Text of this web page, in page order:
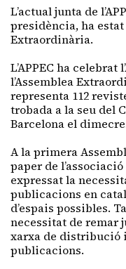
L’actual junta de
presidència, ha estat
Extraordinària.
L’APPEC ha
l’Assemblea
representa 112
trobada a la seu del
Barcelona el
A la primera
paper de
expressat la
publicacions en
d’espais possibles.
necessitat de remar
xarxa de distribució i
publicacions.